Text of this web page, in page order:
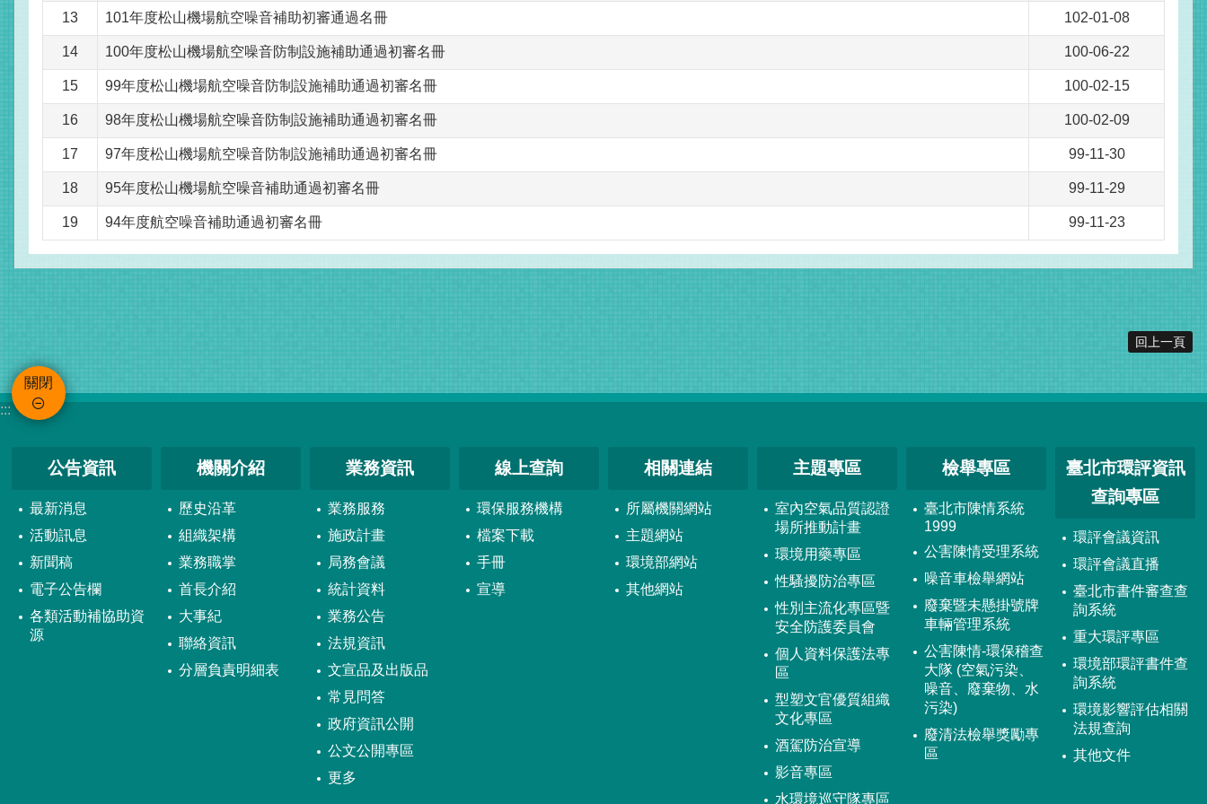
13 101年度松山機場航空噪音補助初審通過名冊 102-01-08
14 100年度松山機場航空噪音防制設施補助通過初審名冊 100-06-22
15 99年度松山機場航空噪音防制設施補助通過初審名冊 100-02-15
16 98年度松山機場航空噪音防制設施補助通過初審名冊 100-02-09
17 97年度松山機場航空噪音防制設施補助通過初審名冊 99-11-30
18 95年度松山機場航空噪音補助通過初審名冊 99-11-29
19 94年度航空噪音補助通過初審名冊 99-11-23
回上一頁
關閉
:::
公告資訊
最新消息
活動訊息
新聞稿
電子公告欄
各類活動補協助資
源
機關介紹
歷史沿革
組織架構
業務職掌
首長介紹
大事紀
聯絡資訊
分層負責明細表
業務資訊
業務服務
施政計畫
局務會議
統計資料
業務公告
法規資訊
文宣品及出版品
常見問答
政府資訊公開
公文公開專區
更多
線上查詢
環保服務機構
檔案下載
手冊
宣導
相關連結
所屬機關網站
主題網站
環境部網站
其他網站
主題專區
室內空氣品質認證
場所推動計畫
環境用藥專區
性騷擾防治專區
性別主流化專區暨
安全防護委員會
個人資料保護法專
區
型塑文官優質組織
文化專區
酒駕防治宣導
影音專區
水環境巡守隊專區
檢舉專區
臺北市陳情系統
1999
公害陳情受理系統
噪音車檢舉網站
廢棄暨未懸掛號牌
車輛管理系統
公害陳情-環保稽查
大隊 (空氣污染、
噪音、廢棄物、水
污染)
廢清法檢舉獎勵專
區
臺北市環評資訊
查詢專區
環評會議資訊
環評會議直播
臺北市書件審查查
詢系統
重大環評專區
環境部環評書件查
詢系統
環境影響評估相關
法規查詢
其他文件